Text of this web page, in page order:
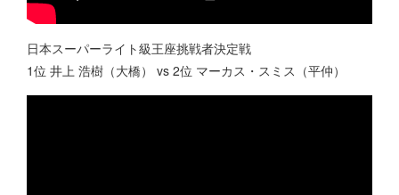
日本スーパーライト級王座挑戦者決定戦
1位 井上 浩樹（大橋） vs 2位 マーカス・スミス（平仲）